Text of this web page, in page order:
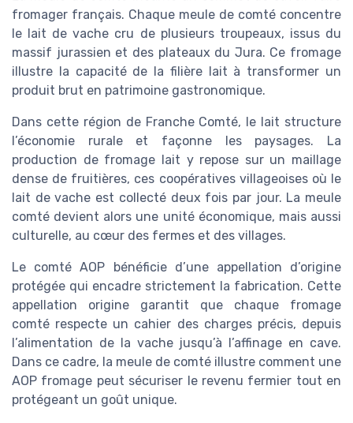
fromager français. Chaque meule de comté concentre
le lait de vache cru de plusieurs troupeaux, issus du
massif jurassien et des plateaux du Jura. Ce fromage
illustre la capacité de la filière lait à transformer un
produit brut en patrimoine gastronomique.
Dans cette région de Franche Comté, le lait structure
l’économie rurale et façonne les paysages. La
production de fromage lait y repose sur un maillage
dense de fruitières, ces coopératives villageoises où le
lait de vache est collecté deux fois par jour. La meule
comté devient alors une unité économique, mais aussi
culturelle, au cœur des fermes et des villages.
Le comté AOP bénéficie d’une appellation d’origine
protégée qui encadre strictement la fabrication. Cette
appellation origine garantit que chaque fromage
comté respecte un cahier des charges précis, depuis
l’alimentation de la vache jusqu’à l’affinage en cave.
Dans ce cadre, la meule de comté illustre comment une
AOP fromage peut sécuriser le revenu fermier tout en
protégeant un goût unique.